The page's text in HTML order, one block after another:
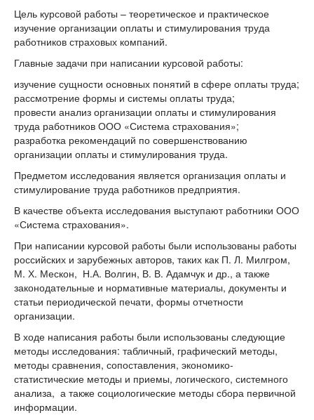
Цель курсовой работы – теоретическое и практическое
изучение организации оплаты и стимулирования труда
работников страховых компаний.
Главные задачи при написании курсовой работы:
изучение сущности основных понятий в сфере оплаты труда;
рассмотрение формы и системы оплаты труда;
провести анализ организации оплаты и стимулирования
труда работников ООО «Система страхования»;
разработка рекомендаций по совершенствованию
организации оплаты и стимулирования труда.
Предметом исследования является организация оплаты и
стимулирование труда работников предприятия.
В качестве объекта исследования выступают работники ООО
«Система страхования».
При написании курсовой работы были использованы работы
российских и зарубежных авторов, таких как П. Л. Милгром,
М. Х. Мескон, Н.А. Волгин, В. В. Адамчук и др., а также
законодательные и нормативные материалы, документы и
статьи периодической печати, формы отчетности
организации.
В ходе написания работы были использованы следующие
методы исследования: табличный, графический методы,
методы сравнения, сопоставления, экономико-
статистические методы и приемы, логического, системного
анализа, а также социологические методы сбора первичной
информации.